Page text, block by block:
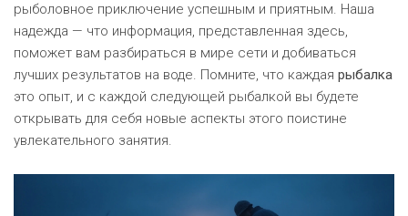
рыболовное приключение успешным и приятным. Наша
надежда — что информация, представленная здесь,
поможет вам разбираться в мире сети и добиваться
лучших результатов на воде. Помните, что каждая рыбалка
это опыт, и с каждой следующей рыбалкой вы будете
открывать для себя новые аспекты этого поистине
увлекательного занятия.